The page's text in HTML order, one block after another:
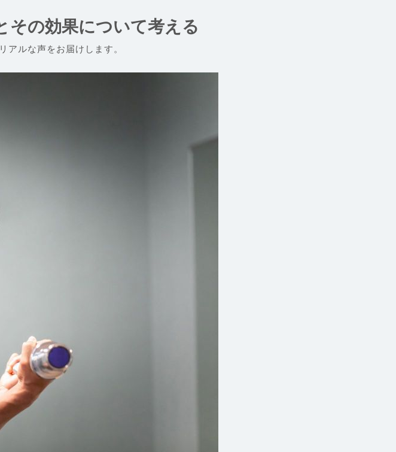
その効果について考える
アルな声をお届けします。